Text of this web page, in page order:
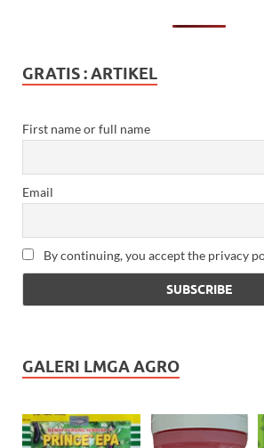
GRATIS : ARTIKEL
First name or full name
Email
By continuing, you accept the privacy
GALERI LMGA AGRO